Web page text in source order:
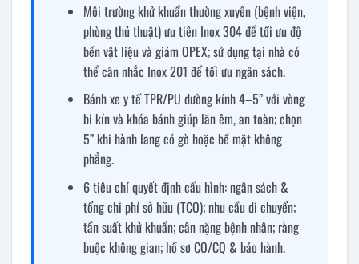
Môi trường khử khuẩn thường xuyên (bệnh viện,
phòng thủ thuật) ưu tiên Inox 304 để tối ưu độ
bền vật liệu và giảm OPEX; sử dụng tại nhà có
thể cân nhắc Inox 201 để tối ưu ngân sách.
Bánh xe y tế TPR/PU đường kính 4–5” với vòng
bi kín và khóa bánh giúp lăn êm, an toàn; chọn
5” khi hành lang có gờ hoặc bề mặt không
phẳng.
6 tiêu chí quyết định cấu hình: ngân sách &
tổng chi phí sở hữu (TCO); nhu cầu di chuyển;
tần suất khử khuẩn; cân nặng bệnh nhân; ràng
buộc không gian; hồ sơ CO/CQ & bảo hành.